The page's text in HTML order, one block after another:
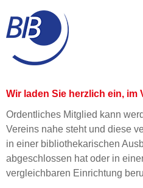
Wir laden Sie herzlich ein, im
Ordentliches Mitglied kann
Vereins nahe steht und diese
in einer bibliothekarischen
abgeschlossen hat oder in
vergleichbaren Einrichtung